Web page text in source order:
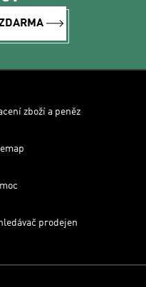
zboží a peněz
prodejen